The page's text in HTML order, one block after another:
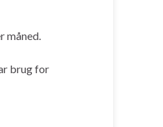
måned.
brug for